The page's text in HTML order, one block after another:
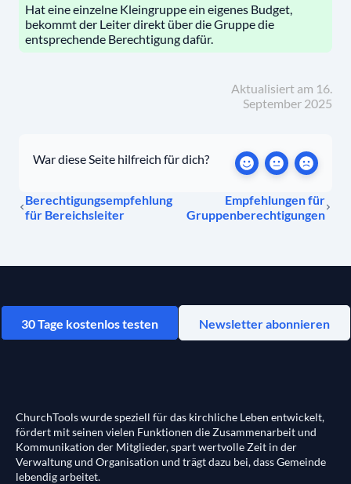
Hat eine einzelne Kleingruppe ein eigenes Budget,
bekommt der Leiter direkt über die Gruppe die
entsprechende Berechtigung dafür.
Aktualisiert am 16.
September 2025
War diese Seite hilfreich für dich?
Berechtigungsempfehlung
für Bereichsleiter
Empfehlungen für
Gruppenberechtigungen
30 Tage kostenlos testen Newsletter abonnieren
ChurchTools wurde speziell für das kirchliche Leben entwickelt,
fördert mit seinen vielen Funktionen die Zusammenarbeit und
Kommunikation der Mitglieder, spart wertvolle Zeit in der
Verwaltung und Organisation und trägt dazu bei, dass Gemeinde
lebendig arbeitet.